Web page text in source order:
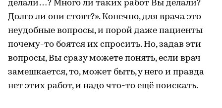
делали…? Много ли таких работ Вы делали?
Долго ли они стоят?». Конечно, для врача это
неудобные вопросы, и порой даже пациенты
почему-то боятся их спросить. Но, задав эти
вопросы, Вы сразу можете понять, если врач
замешкается, то, может быть, у него и правда
нет этих работ, и надо что-то ещё поискать.